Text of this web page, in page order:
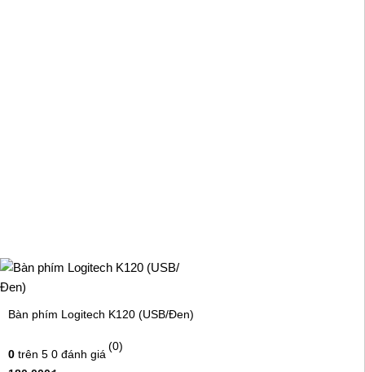
Bàn phím Logitech K120 (USB/Đen)
0 trên 5 0 đánh giá
(0)